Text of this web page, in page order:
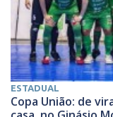
ESTADUAL
Copa União: de